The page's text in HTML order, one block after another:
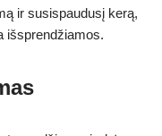
ir susispaudusį kerą,
išsprendžiamos.